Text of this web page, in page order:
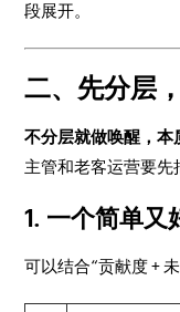
段展开。
二、先分层
不分层就做唤醒，本
主管和老客运营要先
1. 一个简单又
可以结合“贡献度 +